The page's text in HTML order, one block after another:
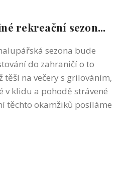
rekreační sezon...
sezona bude
do zahraničí o to
těší na večery s grilováním,
v klidu a pohodě strávené
těchto okamžiků posíláme